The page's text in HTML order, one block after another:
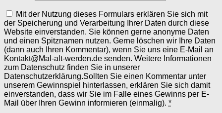
Mit der Nutzung dieses Formulars erklären Sie sich mit
der Speicherung und Verarbeitung Ihrer Daten durch diese
Website einverstanden. Sie können gerne anonyme Daten
und einen Spitznamen nutzen. Gerne löschen wir Ihre Daten
(dann auch Ihren Kommentar), wenn Sie uns eine E-Mail an
Kontakt@Mal-alt-werden.de senden. Weitere Informationen
zum Datenschutz finden Sie in unserer
Datenschutzerklärung.Sollten Sie einen Kommentar unter
unserem Gewinnspiel hinterlassen, erklären Sie sich damit
einverstanden, dass wir Sie im Falle eines Gewinns per E-
Mail über Ihren Gewinn informieren (einmalig). *